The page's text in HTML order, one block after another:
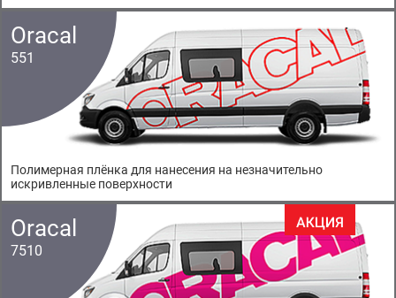
Oracal
551
Полимерная плёнка для нанесения на незначительно
искривленные поверхности
Oracal
7510